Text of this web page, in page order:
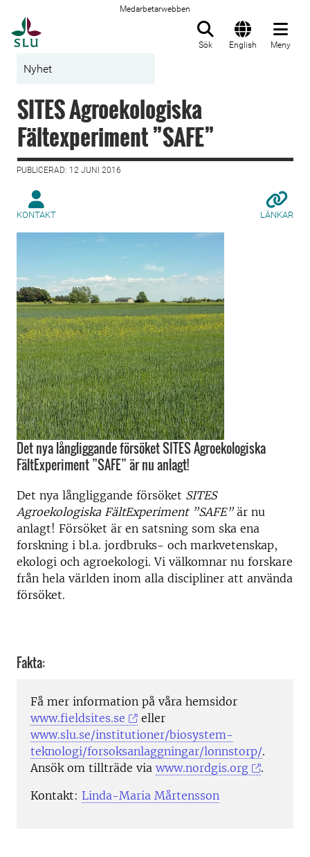
Medarbetarwebben
Sök English Meny
Nyhet
SITES Agroekologiska
Fältexperiment ”SAFE”
PUBLICERAD: 12 JUNI 2016
KONTAKT LÄNKAR
Det nya långliggande försöket SITES Agroekologiska
FältExperiment ”SAFE” är nu anlagt!
Det nya långliggande försöket SITES
Agroekologiska FältExperiment ”SAFE”är nu
anlagt! Försöket är en satsning som ska ena
forskning i bl.a. jordbruks- och markvetenskap,
ekologi och agroekologi. Vi välkomnar nu forskare
från hela världen inom alla discipliner att använda
försöket.
Fakta:
Få mer information på våra hemsidor
www.fieldsites.se
eller
www.slu.se/institutioner/biosystem-
teknologi/forsoksanlaggningar/lonnstorp/.
Ansök om tillträde via www.nordgis.org
.
Kontakt: Linda-Maria Mårtensson